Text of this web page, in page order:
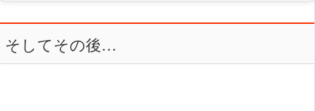
そしてその後…